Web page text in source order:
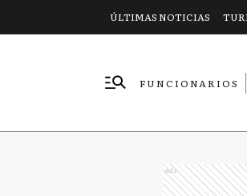
ÚLTIMAS NOTICIAS
FUNCIONARIOS
Ads